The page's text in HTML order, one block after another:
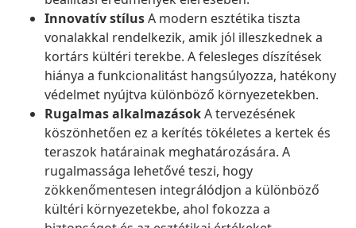
Innovatív stílusA modern esztétika tiszta
vonalakkal rendelkezik, amik jól illeszkednek a
kortárs kültéri terekbe. A felesleges díszítések
hiánya a funkcionalitást hangsúlyozza, hatékony
védelmet nyújtva különböző környezetekben.
Rugalmas alkalmazásokA tervezésének
köszönhetően ez a kerítés tökéletes a kertek és
teraszok határainak meghatározására. A
rugalmassága lehetővé teszi, hogy
zökkenőmentesen integrálódjon a különböző
kültéri környezetekbe, ahol fokozza a